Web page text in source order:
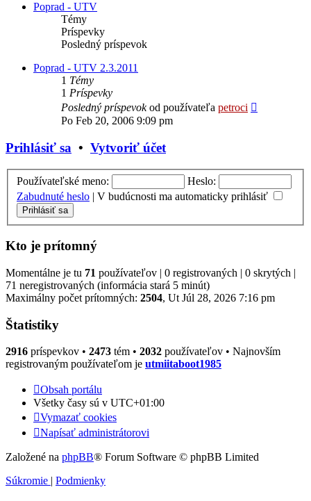
Poprad - UTV
Témy
Príspevky
Posledný príspevok
Poprad - UTV 2.3.2011
1 Témy
1 Príspevky
Posledný príspevokod používateľa petroci
Po Feb 20, 2006 9:09 pm
Prihlásiť sa • Vytvoriť účet
Používateľské meno:
Heslo:
Zabudnuté heslo | V budúcnosti ma automaticky prihlásiť
Kto je prítomný
Momentálne je tu 71 používateľov | 0 registrovaných | 0 skrytých |
71 neregistrovaných (informácia stará 5 minút)
Maximálny počet prítomných: 2504, Ut Júl 28, 2026 7:16 pm
Štatistiky
2916 príspevkov • 2473 tém • 2032 používateľov • Najnovším
registrovaným používateľom je utmiitaboot1985
Obsah portálu
Všetky časy sú v UTC+01:00
Vymazať cookies
Napísať administrátorovi
Založené na phpBB® Forum Software © phpBB Limited
Súkromie | Podmienky